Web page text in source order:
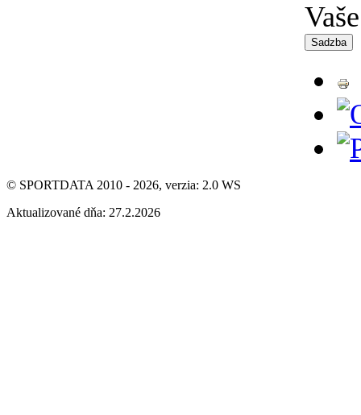
© SPORTDATA 2010 - 2026, verzia: 2.0 WS
Aktualizované dňa: 27.2.2026